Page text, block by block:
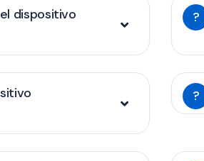
dispositivo
?
?